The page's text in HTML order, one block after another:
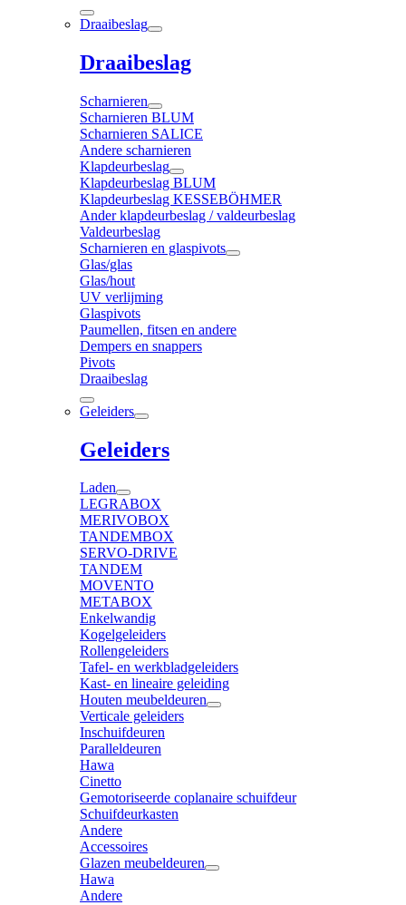
Draaibeslag
Draaibeslag
Scharnieren
Scharnieren BLUM
Scharnieren SALICE
Andere scharnieren
Klapdeurbeslag
Klapdeurbeslag BLUM
Klapdeurbeslag KESSEBÖHMER
Ander klapdeurbeslag / valdeurbeslag
Valdeurbeslag
Scharnieren en glaspivots
Glas/glas
Glas/hout
UV verlijming
Glaspivots
Paumellen, fitsen en andere
Dempers en snappers
Pivots
Draaibeslag
Geleiders
Geleiders
Laden
LEGRABOX
MERIVOBOX
TANDEMBOX
SERVO-DRIVE
TANDEM
MOVENTO
METABOX
Enkelwandig
Kogelgeleiders
Rollengeleiders
Tafel- en werkbladgeleiders
Kast- en lineaire geleiding
Houten meubeldeuren
Verticale geleiders
Inschuifdeuren
Paralleldeuren
Hawa
Cinetto
Gemotoriseerde coplanaire schuifdeur
Schuifdeurkasten
Andere
Accessoires
Glazen meubeldeuren
Hawa
Andere